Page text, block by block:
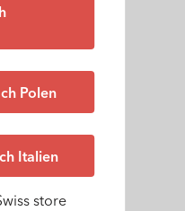
Polen
Italien
store